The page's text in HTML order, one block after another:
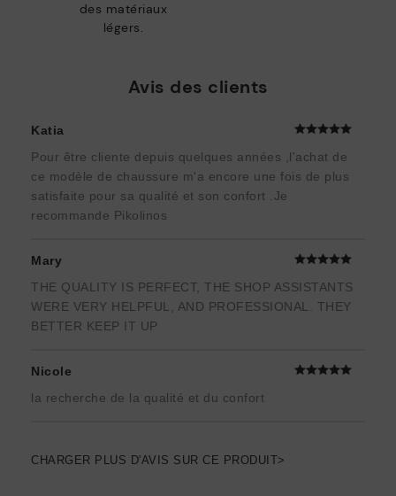
des matériaux
légers.
Avis des clients
Katia
Pour être cliente depuis quelques années ,l'achat de
ce modèle de chaussure m'a encore une fois de plus
satisfaite pour sa qualité et son confort .Je
recommande Pikolinos
Mary
THE QUALITY IS PERFECT, THE SHOP ASSISTANTS
WERE VERY HELPFUL, AND PROFESSIONAL. THEY
BETTER KEEP IT UP
Nicole
la recherche de la qualité et du confort
CHARGER PLUS D'AVIS SUR CE PRODUIT>